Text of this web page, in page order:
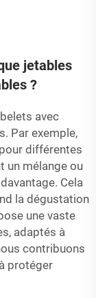
jetables
?
avec
Par exemple,
différentes
un mélange ou
Cela
la dégustation
une vaste
adaptés à
contribuons
protéger